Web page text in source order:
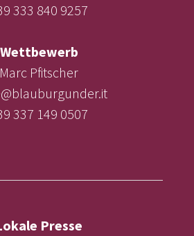
333 840 9257
Wettbewerb
Marc Pfitscher
337 149 0507
Presse